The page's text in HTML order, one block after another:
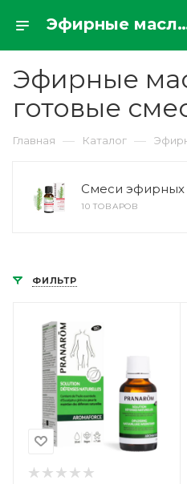
Эфирные масла и готовые смеси высокого качества
Эфирные
готовые
Главная — Каталог —
Смеси эфирных
10 ТОВАРОВ
ФИЛЬТР